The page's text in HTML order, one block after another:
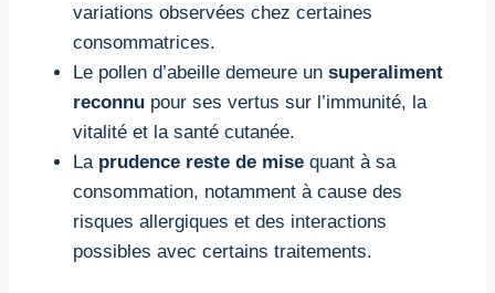
variations observées chez certaines
consommatrices.
Le pollen d’abeille demeure un superaliment
reconnu pour ses vertus sur l’immunité, la
vitalité et la santé cutanée.
La prudence reste de mise quant à sa
consommation, notamment à cause des
risques allergiques et des interactions
possibles avec certains traitements.